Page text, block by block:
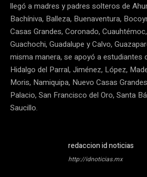
llegó a madres y padres solteros de
Bachíniva, Balleza, Buenaventura,
Casas Grandes, Coronado,
Guachochi, Guadalupe y Calvo,
misma manera, se apoyó a estudiantes
Hidalgo del Parral, Jiménez, López,
Moris, Namiquipa, Nuevo Casas
Palacio, San Francisco del Oro, Santa
Saucillo.
redaccion id noticias
http://idnoticias.mx